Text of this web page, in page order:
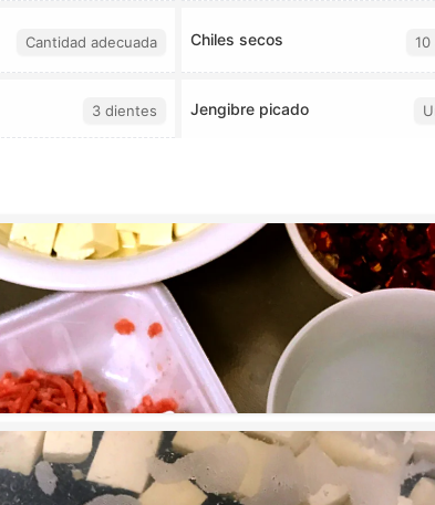
Cantidad adecuada Chiles secos 10
3 dientes Jengibre picado